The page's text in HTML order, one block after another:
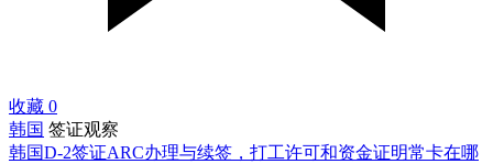
收藏 0
韩国 签证观察
韩国D-2签证ARC办理与续签，打工许可和资金证明常卡在哪